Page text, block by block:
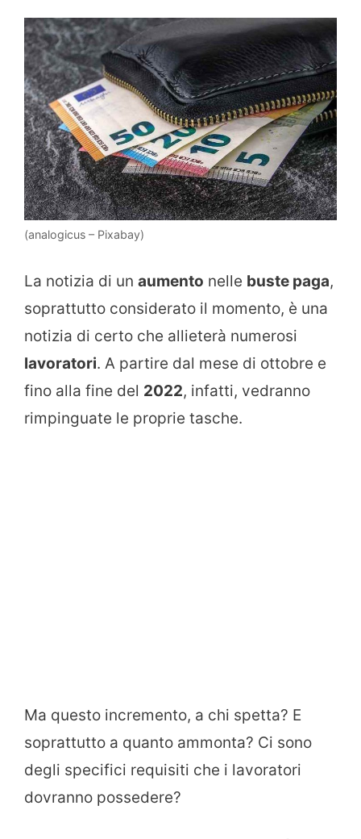
(analogicus – Pixabay)
La notizia di un aumento nelle buste paga,
soprattutto considerato il momento, è una
notizia di certo che allieterà numerosi
lavoratori. A partire dal mese di ottobre e
fino alla fine del 2022, infatti, vedranno
rimpinguate le proprie tasche.
Ma questo incremento, a chi spetta? E
soprattutto a quanto ammonta? Ci sono
degli specifici requisiti che i lavoratori
dovranno possedere?